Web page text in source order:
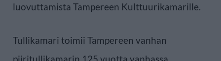
luovuttamista Tampereen Kulttuurikamarille.
Tullikamari toimii Tampereen vanhan